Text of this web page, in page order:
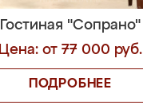
Гостиная "Сопрано"
Цена: от 77 000 руб.
ПОДРОБНЕЕ